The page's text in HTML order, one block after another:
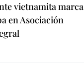
vietnamita marca
en Asociación